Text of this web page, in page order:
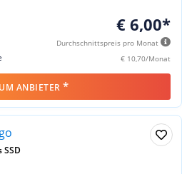
€ 6,00*
Durchschnittspreis pro Monat
€ 10,70/Monat
ANBIETER *